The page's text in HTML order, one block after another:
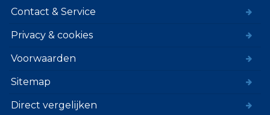
Contact & Service
Privacy & cookies
Voorwaarden
Sitemap
Direct vergelijken